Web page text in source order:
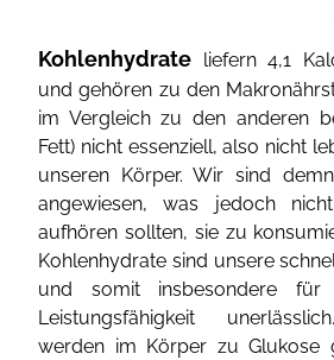
Kohlenhydrate liefern 4,1
und gehören zu den
im Vergleich zu den anderen
Fett) nicht essenziell, also nicht
unseren Körper. Wir sind
angewiesen, was jedoch
aufhören sollten, sie zu
Kohlenhydrate sind unsere
und somit insbesondere für
Leistungsfähigkeit
werden im Körper zu Glukose